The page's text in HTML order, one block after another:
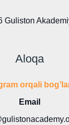
Guliston
Aloqa
orqali
Email